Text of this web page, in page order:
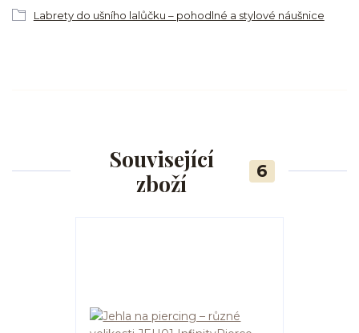
Labrety do ušního lalůčku – pohodlné a stylové náušnice
Související
zboží
6